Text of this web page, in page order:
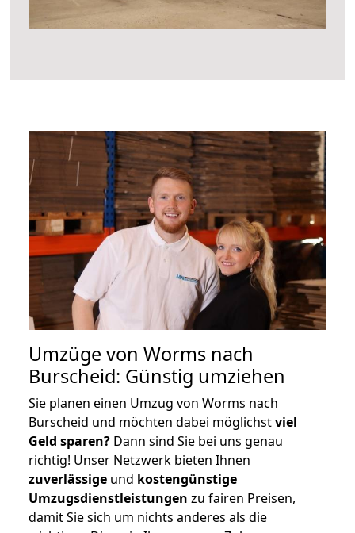
Umzüge von Worms nach
Burscheid: Günstig umziehen
Sie planen einen Umzug von Worms nach
Burscheid und möchten dabei möglichstviel
Geld sparen? Dann sind Sie bei uns genau
richtig! Unser Netzwerk bieten Ihnen
zuverlässige und kostengünstige
Umzugsdienstleistungen zu fairen Preisen,
damit Sie sich um nichts anderes als die